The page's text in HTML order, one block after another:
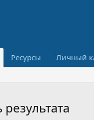
Ресурсы Личный